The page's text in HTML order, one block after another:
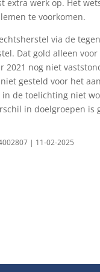
werk op. Het
te voorkomen.
via de
Dat gold alleen
nog niet
gesteld voor het
de toelichting niet
in doelgroepen is
| 11-02-2025